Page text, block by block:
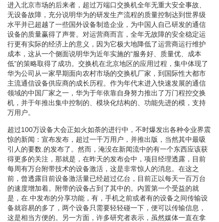
进入北京市场的后来者，超过万端口交换机全年无重大安全事故、
无设备故障，充分说明华为的研发生产流程的质量控制达到世界级
水平并已超越了一些国外设备制造企业，为中国人自己研发的通信
设备的质量赢得了声誉。对运营商而言，全年无故障的安全稳定运
行更有实际的经济上的意义，因为它极大地降低了运营商运行维护
成本，这从一个侧面说明华为近年实施的“服务好、质量优、成本
低”的策略取得了成功。交换机在北京地区的应用过程，集中体现了
华为公司从一家早期面向农村市场的交换机厂家，到国际性大都市
主流通信设备供应商的成长历程。作为年代末进入快速发展的通信
领域的中国厂家之一，华为于年依靠自身努力推出了万门程控交换
机，并于年推出集中控制的、模块化结构的、功能先进的模，支持
万用户。
超过100万设备大会正如火如荼的进行中，不时爆发出各种令业界震
惊的新闻：宣布发布，超过一千万用户，并推出版，当然其中最吸
引人的要数.的发布了。然而，淹没在新闻流中的有一个东西应该获
得更多的关注，那就是，在昨天的发布会中，项目经理透露，目前
每周有万台附带技术的设备激活，这是非常惊人的消息。在这之
前，曾透露目前设备激活量已经超过亿台，目前正以每天一百万台
的速度增加着。附带的设备占到了其中的。内置第一个受益的就
是，在.中发布的分享功能，有，手机之前或者有的设备之间传输设
备就容易的多了，两个设备只需要轻轻碰一下，便可以传输信息，
这是相当方便的。另一方面，许多研究者表示，虽然媒体一直在拿